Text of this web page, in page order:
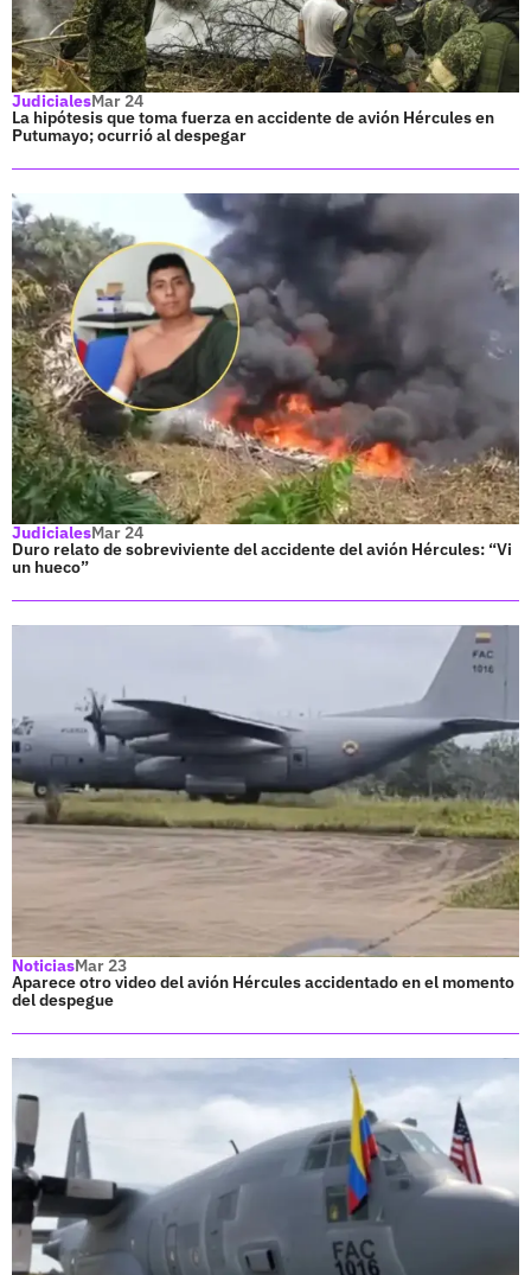
JudicialesMar 24
La hipótesis que toma fuerza en accidente de avión Hércules en
Putumayo; ocurrió al despegar
JudicialesMar 24
Duro relato de sobreviviente del accidente del avión Hércules: “Vi
un hueco”
NoticiasMar 23
Aparece otro video del avión Hércules accidentado en el momento
del despegue